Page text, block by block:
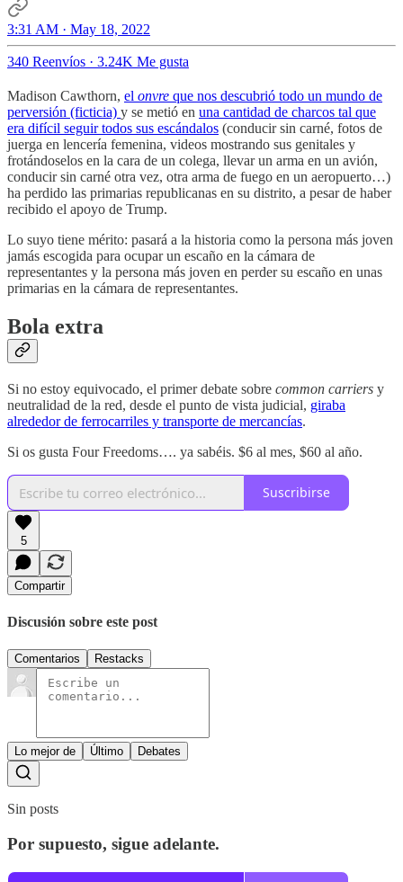
3:31 AM · May 18, 2022
340 Reenvíos · 3.24K Me gusta
Madison Cawthorn, el onvre que nos descubrió todo un mundo de
perversión (ficticia) y se metió en una cantidad de charcos tal que
era difícil seguir todos sus escándalos (conducir sin carné, fotos de
juerga en lencería femenina, videos mostrando sus genitales y
frotándoselos en la cara de un colega, llevar un arma en un avión,
conducir sin carné otra vez, otra arma de fuego en un aeropuerto…)
ha perdido las primarias republicanas en su distrito, a pesar de haber
recibido el apoyo de Trump.
Lo suyo tiene mérito: pasará a la historia como la persona más joven
jamás escogida para ocupar un escaño en la cámara de
representantes y la persona más joven en perder su escaño en unas
primarias en la cámara de representantes.
Bola extra
Si no estoy equivocado, el primer debate sobre common carriers y
neutralidad de la red, desde el punto de vista judicial, giraba
alrededor de ferrocarriles y transporte de mercancías.
Si os gusta Four Freedoms…. ya sabéis. $6 al mes, $60 al año.
Suscribirse
5
Compartir
Discusión sobre este post
Comentarios Restacks
Lo mejor de Último Debates
Sin posts
Por supuesto, sigue adelante.